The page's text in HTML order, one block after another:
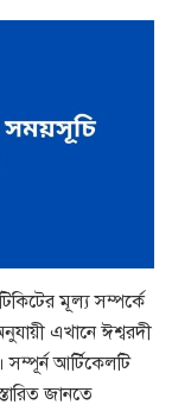
মূল্য সম্পর্কে
এখানে ঈশ্বরদী
আর্টিকেলটি
জানতে